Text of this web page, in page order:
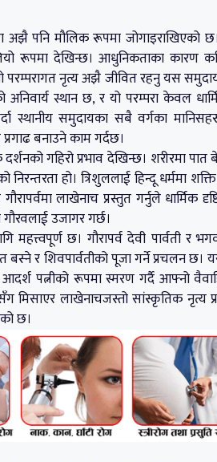
अझै पनि मौलिक रूपमा जोगाइराखिएको
रूपमा देखिन्छ। आधुनिकताका कारण
नृत्य अझै जीवित रहनु यस
स्थान छ, र यो परम्परा केवल
स्थानीय समुदायका सबै वर्गका
बनाउने काम गर्दछ।
गहिरो प्रभाव देखिन्छ। शरीरमा
हो। त्रिशुललाई हिन्दू धर्ममा
लाखेनाच प्रस्तुत गर्नुले धार्मिक
उजागर गर्छ।
महत्त्वपूर्ण छ। गौरापर्व देवी पार्वती र
बस्ने र शिवपार्वतीको पूजा गर्ने प्रचलन
पत्नीको रूपमा स्मरण गर्दै आफ्नो
मिसाएर लाखेनाचजस्तो सांस्कृतिक
छ।